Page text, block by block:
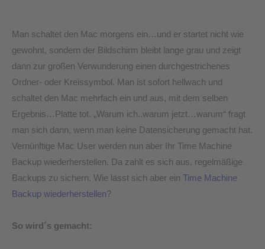
Man schaltet den Mac morgens ein…und er startet nicht wie
gewohnt, sondern der Bildschirm bleibt lange grau und zeigt
dann zur großen Verwunderung einen durchgestrichenes
Ordner- oder Kreissymbol. Man ist sofort hellwach und
schaltet den Mac mehrfach ein und aus, mit dem selben
Ergebnis…Platte tot. „Warum ich..warum jetzt…warum“ fragt
man sich dann, wenn man keine Datensicherung gemacht hat.
Vernünftige Mac User werden nun aber Ihr Time Machine
Backup wiederherstellen. Da zahlt es sich aus, regelmäßige
Backups zu sichern. Wie lässt sich aber ein Time Machine
Backup wiederherstellen?
So wird´s gemacht: